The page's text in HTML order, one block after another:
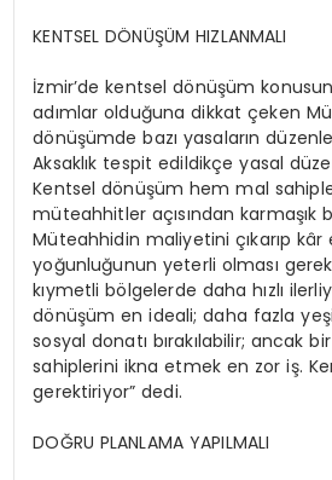
KENTSEL DÖNÜŞÜM HIZLANMALI
İzmir’de kentsel dönüşüm
adımlar olduğuna dikkat çeken
dönüşümde bazı yasaların
Aksaklık tespit edildikçe yasal
Kentsel dönüşüm hem mal
müteahhitler açısından karmaşık
Müteahhidin maliyetini çıkarıp
yoğunluğunun yeterli olması
kıymetli bölgelerde daha hızlı
dönüşüm en ideali; daha fazla
sosyal donatı bırakılabilir; ancak
sahiplerini ikna etmek en zor iş.
gerektiriyor” dedi.
DOĞRU PLANLAMA YAPILMALI